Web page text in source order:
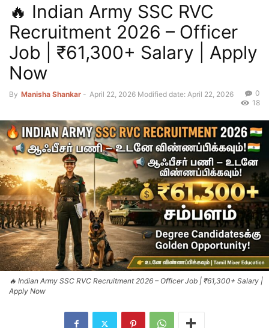
🔥 Indian Army SSC RVC
Recruitment 2026 – Officer
Job | ₹61,300+ Salary | Apply
Now
By Manisha Shankar - April 22, 2026 Modified date: April 22, 2026
0
18
🔥 Indian Army SSC RVC Recruitment 2026 – Officer Job | ₹61,300+ Salary |
Apply Now